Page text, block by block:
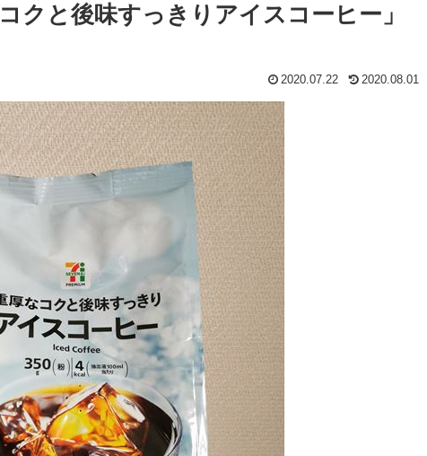
クと後味すっきりアイスコーヒー」
2020.07.22 2020.08.01